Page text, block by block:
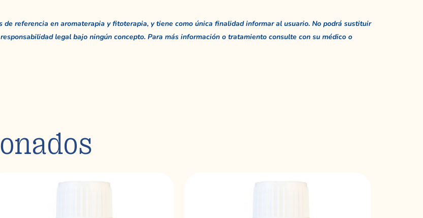
referencia en aromaterapia y fitoterapia, y tiene como única finalidad informar al usuario. No podrá sustituir
legal bajo ningún concepto. Para más información o tratamiento consulte con su médico o